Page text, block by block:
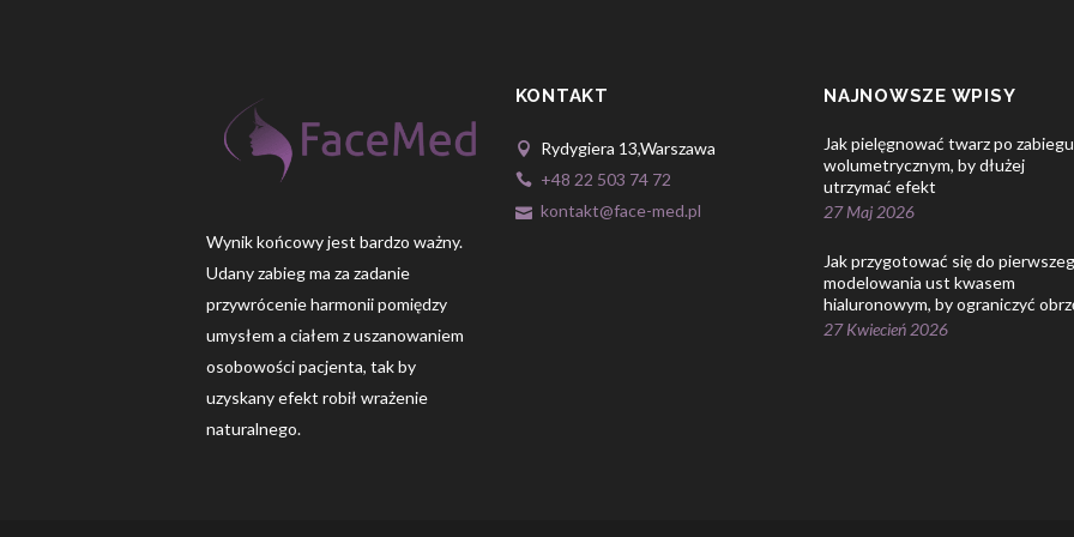
Wynik końcowy jest bardzo ważny.
Udany zabieg ma za zadanie
przywrócenie harmonii pomiędzy
umysłem a ciałem z uszanowaniem
osobowości pacjenta, tak by
uzyskany efekt robił wrażenie
naturalnego.
KONTAKT
Rydygiera 13,Warszawa
+48 22 503 74 72
kontakt@face-med.pl
NAJNOWSZE WPISY
Jak pielęgnować twarz po zabiegu
wolumetrycznym, by dłużej
utrzymać efekt
27 Maj 2026
Jak przygotować się do
modelowania ust kwasem
hialuronowym, by ograniczyć
27 Kwiecień 2026